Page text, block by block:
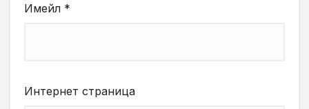
Имейл *
Интернет страница